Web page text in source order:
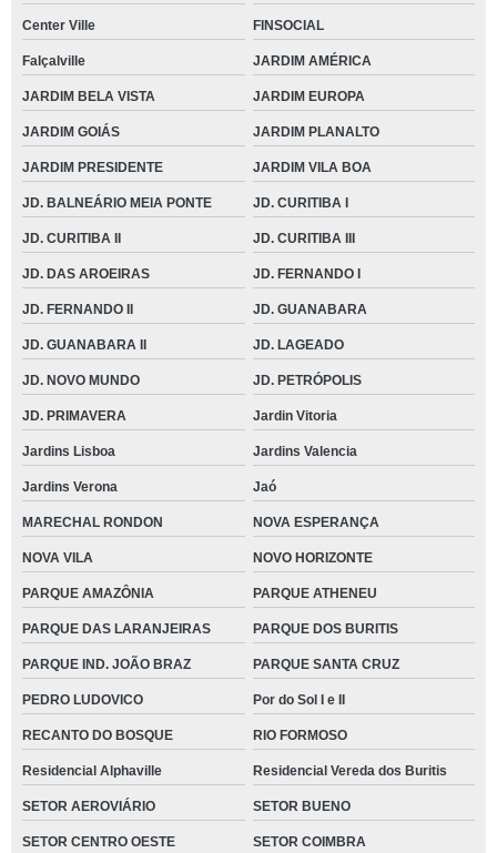
Center Ville FINSOCIAL
Falçalville JARDIM AMÉRICA
JARDIM BELA VISTA JARDIM EUROPA
JARDIM GOIÁS JARDIM PLANALTO
JARDIM PRESIDENTE JARDIM VILA BOA
JD. BALNEÁRIO MEIA PONTE JD. CURITIBA I
JD. CURITIBA II JD. CURITIBA III
JD. DAS AROEIRAS JD. FERNANDO I
JD. FERNANDO II JD. GUANABARA
JD. GUANABARA II JD. LAGEADO
JD. NOVO MUNDO JD. PETRÓPOLIS
JD. PRIMAVERA Jardin Vitoria
Jardins Lisboa Jardins Valencia
Jardins Verona Jaó
MARECHAL RONDON NOVA ESPERANÇA
NOVA VILA NOVO HORIZONTE
PARQUE AMAZÔNIA PARQUE ATHENEU
PARQUE DAS LARANJEIRAS PARQUE DOS BURITIS
PARQUE IND. JOÃO BRAZ PARQUE SANTA CRUZ
PEDRO LUDOVICO Por do Sol I e II
RECANTO DO BOSQUE RIO FORMOSO
Residencial Alphaville Residencial Vereda dos Buritis
SETOR AEROVIÁRIO SETOR BUENO
SETOR CENTRO OESTE SETOR COIMBRA